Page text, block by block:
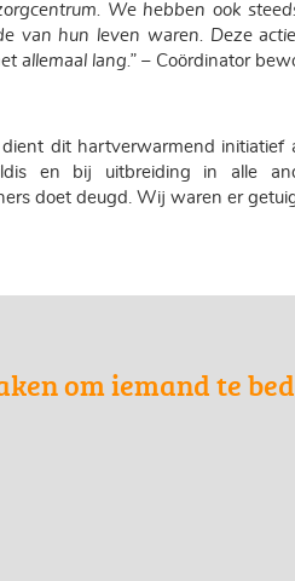
We hebben ook
van hun leven waren. Deze
allemaal lang.” – Coördinator
dit hartverwarmend initiatief
en bij uitbreiding in alle
doet deugd. Wij waren er
om iemand te